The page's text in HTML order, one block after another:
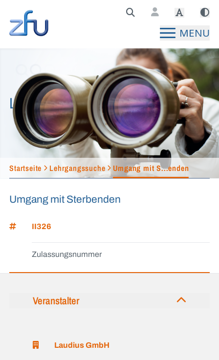
Zentralstelle für Fernunterricht Hauptseite
MENU
Lehrgangssuche
Startseite Lehrgangssuche Umgang mit S...enden
Umgang mit Sterbenden
II326
Zulassungsnummer
Veranstalter
Laudius GmbH